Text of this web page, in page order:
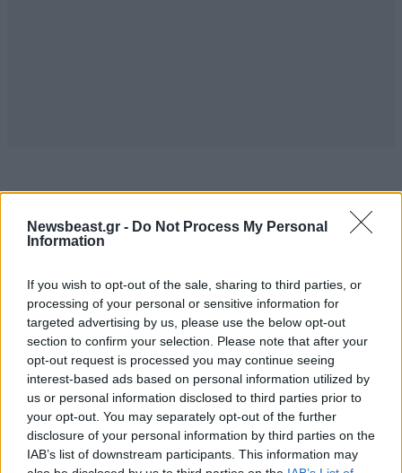
Newsbeast.gr - Do Not Process My Personal
Information
If you wish to opt-out of the sale, sharing to third parties, or
processing of your personal or sensitive information for
targeted advertising by us, please use the below opt-out
section to confirm your selection. Please note that after your
opt-out request is processed you may continue seeing
interest-based ads based on personal information utilized by
us or personal information disclosed to third parties prior to
your opt-out. You may separately opt-out of the further
disclosure of your personal information by third parties on the
IAB’s list of downstream participants. This information may